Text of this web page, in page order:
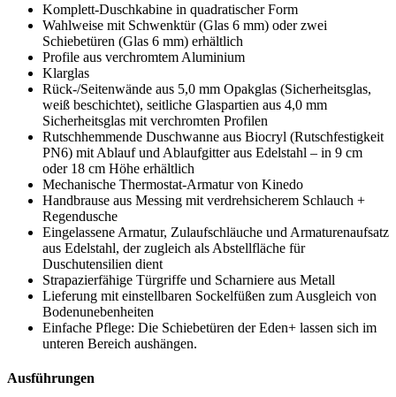
Komplett-Duschkabine in quadratischer Form
Wahlweise mit Schwenktür (Glas 6 mm) oder zwei
Schiebetüren (Glas 6 mm) erhältlich
Profile aus verchromtem Aluminium
Klarglas
Rück-/Seitenwände aus 5,0 mm Opakglas (Sicherheitsglas,
weiß beschichtet), seitliche Glaspartien aus 4,0 mm
Sicherheitsglas mit verchromten Profilen
Rutschhemmende Duschwanne aus Biocryl (Rutschfestigkeit
PN6) mit Ablauf und Ablaufgitter aus Edelstahl – in 9 cm
oder 18 cm Höhe erhältlich
Mechanische Thermostat-Armatur von Kinedo
Handbrause aus Messing mit verdrehsicherem Schlauch +
Regendusche
Eingelassene Armatur, Zulaufschläuche und Armaturenaufsatz
aus Edelstahl, der zugleich als Abstellfläche für
Duschutensilien dient
Strapazierfähige Türgriffe und Scharniere aus Metall
Lieferung mit einstellbaren Sockelfüßen zum Ausgleich von
Bodenunebenheiten
Einfache Pflege: Die Schiebetüren der Eden+ lassen sich im
unteren Bereich aushängen.
Ausführungen